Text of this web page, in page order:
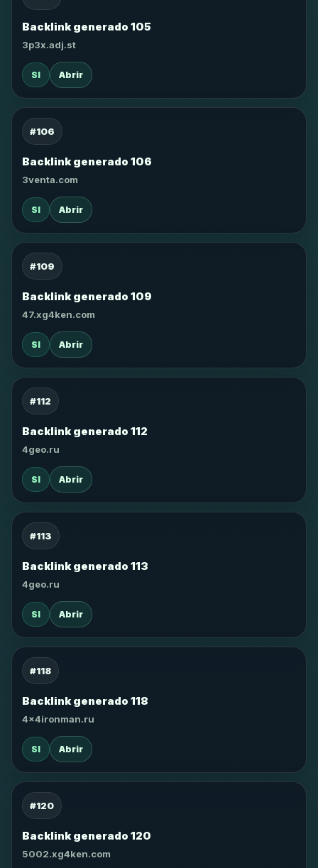
Backlink generado 105
3p3x.adj.st
SI Abrir
#106
Backlink generado 106
3venta.com
SI Abrir
#109
Backlink generado 109
47.xg4ken.com
SI Abrir
#112
Backlink generado 112
4geo.ru
SI Abrir
#113
Backlink generado 113
4geo.ru
SI Abrir
#118
Backlink generado 118
4x4ironman.ru
SI Abrir
#120
Backlink generado 120
5002.xg4ken.com